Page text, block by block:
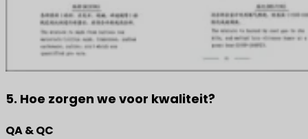
5. Hoe zorgen we voor kwaliteit?
QA & QC